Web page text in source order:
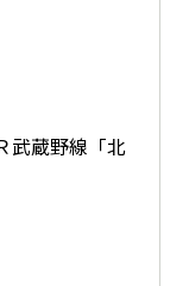
武蔵野線「北